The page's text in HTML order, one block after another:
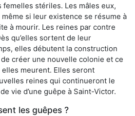
stériles. Les mâles eux,
si leur existence se résume à
à mourir. Les reines par contre
qu’elles sortent de leur
elles débutent la construction
créer une nouvelle colonie et ce
elles meurent. Elles seront
reines qui continueront le
vie d’une guêpe à Saint-Victor.
les guêpes ?